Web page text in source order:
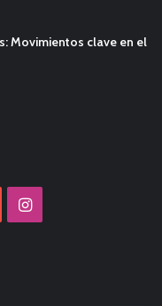
Movimientos clave en el
YouTubeInstagram